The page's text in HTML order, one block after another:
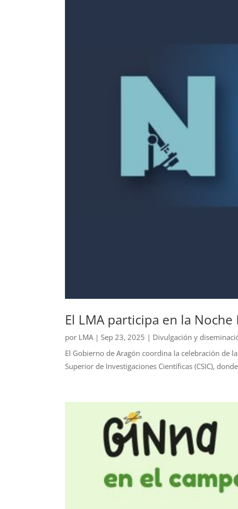
El LMA participa en la
por LMA |Sep 23, 2025 | Divulgación y
El Gobierno de Aragón coordina la celebración de
Superior de Investigaciones Científicas (CSIC),